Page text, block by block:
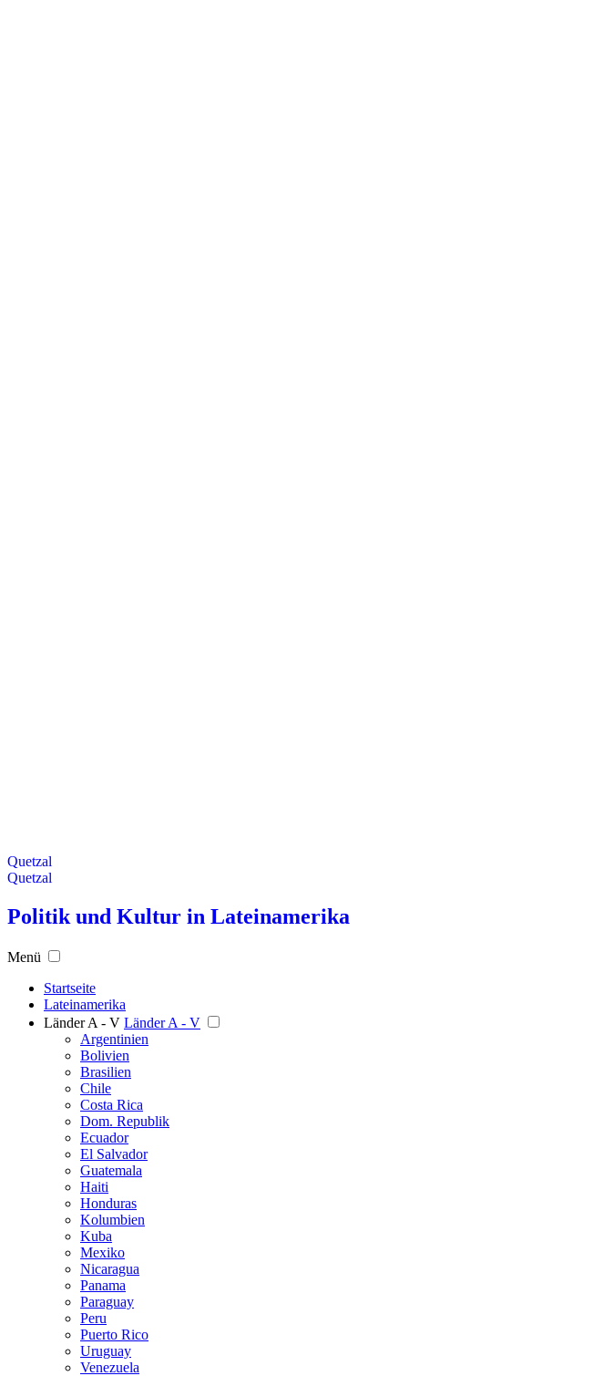
Quetzal
Quetzal
Politik und Kultur in Lateinamerika
Menü
Startseite
Lateinamerika
Länder A - V Länder A - V
Argentinien
Bolivien
Brasilien
Chile
Costa Rica
Dom. Republik
Ecuador
El Salvador
Guatemala
Haiti
Honduras
Kolumbien
Kuba
Mexiko
Nicaragua
Panama
Paraguay
Peru
Puerto Rico
Uruguay
Venezuela